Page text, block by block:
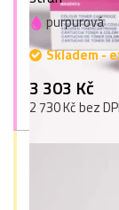
purpurová
Skladem -
3 303 Kč
2 730 Kč bez